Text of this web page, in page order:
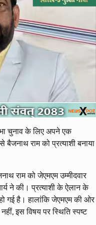
चुनाव के लिए अपने एक
बैजनाथ राम को प्रत्याशी बनाया
राम को जेएमएम उम्मीदवार
ने की। प्रत्याशी के ऐलान के
गई है। हालांकि जेएमएम की ओर
इस विषय पर स्थिति स्पष्ट